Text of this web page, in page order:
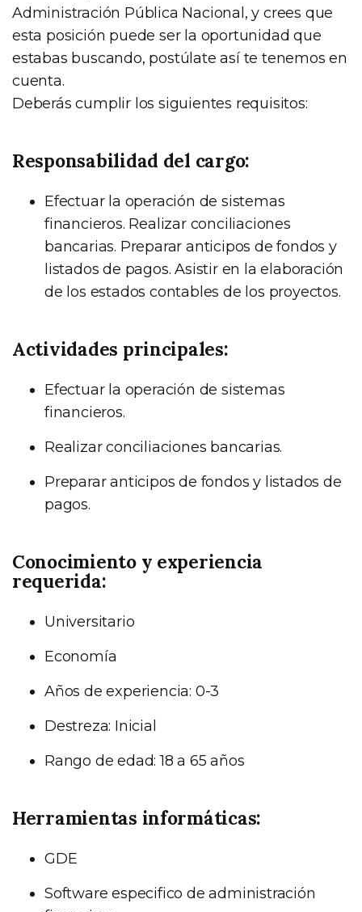
Administración Pública Nacional, y crees que
esta posición puede ser la oportunidad que
estabas buscando, postúlate así te tenemos en
cuenta.
Deberás cumplir los siguientes requisitos:
Responsabilidad del cargo:
Efectuar la operación de sistemas
financieros. Realizar conciliaciones
bancarias. Preparar anticipos de fondos y
listados de pagos. Asistir en la elaboración
de los estados contables de los proyectos.
Actividades principales:
Efectuar la operación de sistemas
financieros.
Realizar conciliaciones bancarias.
Preparar anticipos de fondos y listados de
pagos.
Conocimiento y experiencia
requerida:
Universitario
Economía
Años de experiencia: 0-3
Destreza: Inicial
Rango de edad: 18 a 65 años
Herramientas informáticas:
GDE
Software especifico de administración